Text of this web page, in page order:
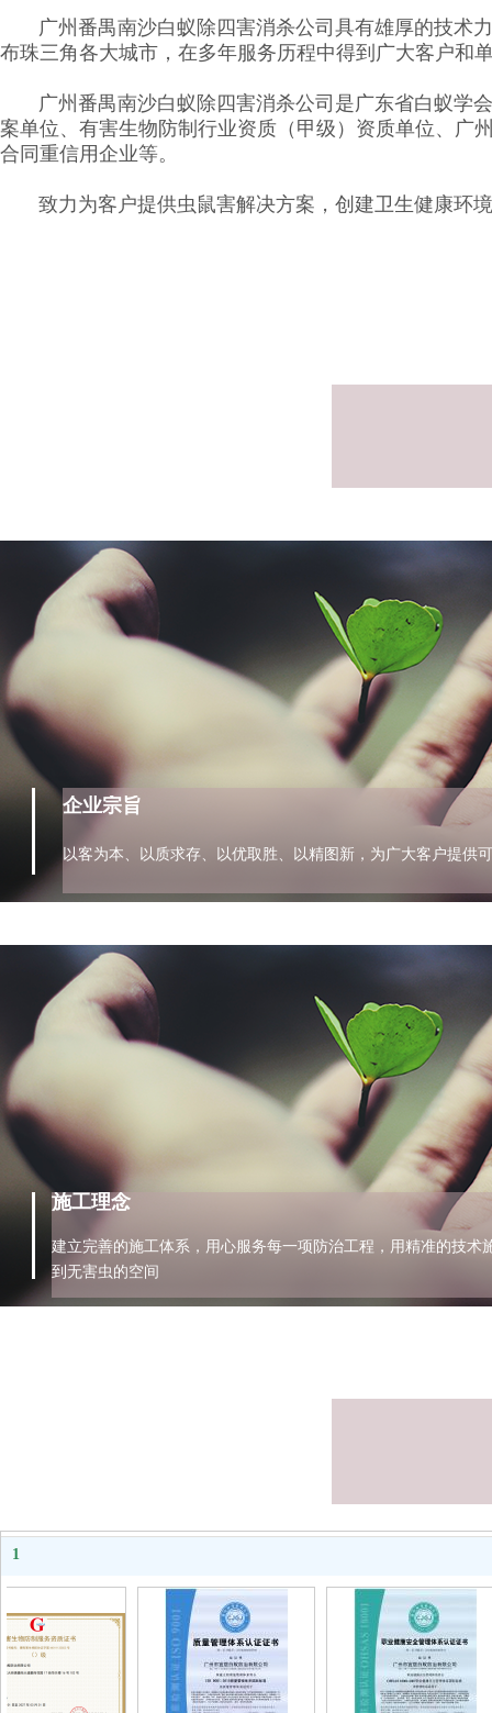
广州番禺南沙白蚁除四害消杀公司具有雄厚的技术力
布珠三角各大城市，在多年服务历程中得到广大客户和
广州番禺南沙白蚁除四害消杀公司是广东省白蚁学会
案单位、有害生物防制行业资质（甲级）资质单位、广
合同重信用企业等。
致力为客户提供虫鼠害解决方案，创建卫生健康环
企业宗旨
以客为本、以质求存、以优取胜、以精图新，为广大客户提供
施工理念
建立完善的施工体系，用心服务每一项防治工程，用精准的技术
到无害虫的空间
1